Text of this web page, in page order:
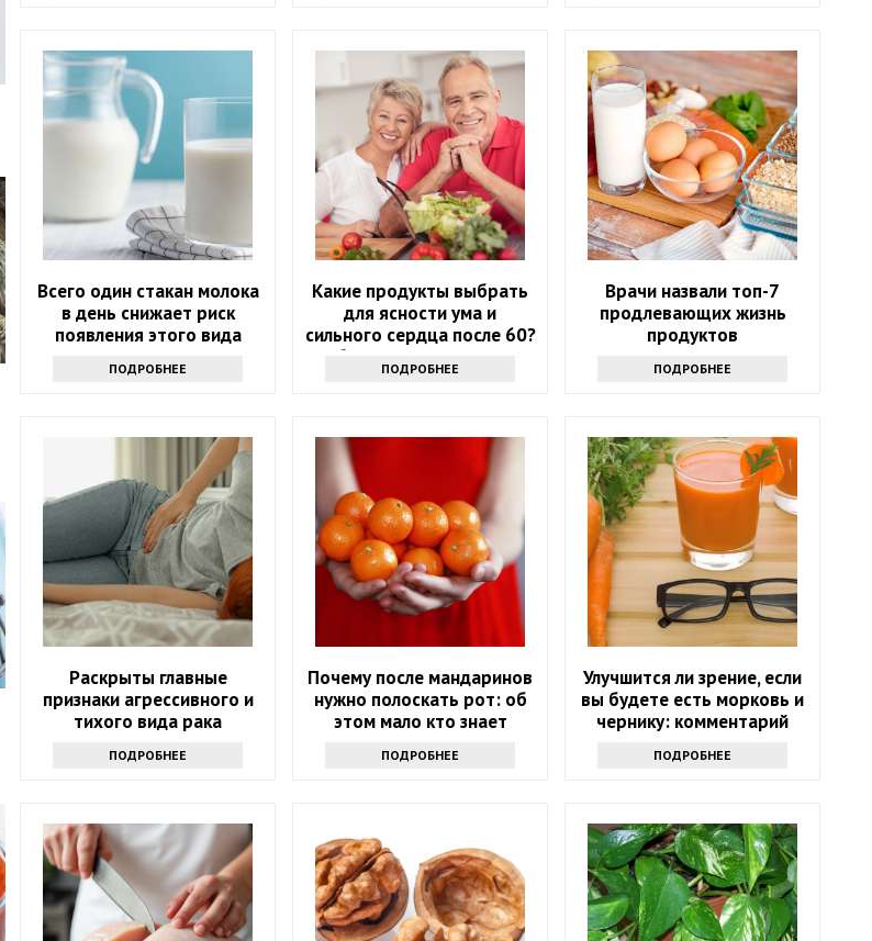
Всего один стакан молока
в день снижает риск
появления этого вида
только молоко
ПОДРОБНЕЕ
Какие продукты выбрать
для ясности ума и
сильного сердца после 60?
Обратите внимание на
этот список
ПОДРОБНЕЕ
Врачи назвали топ-7
продлевающих жизнь
продуктов
ПОДРОБНЕЕ
Раскрыты главные
признаки агрессивного и
тихого вида рака
ПОДРОБНЕЕ
Почему после мандаринов
нужно полоскать рот: об
этом мало кто знает
ПОДРОБНЕЕ
Улучшится ли зрение, если
вы будете есть морковь и
чернику: комментарий
ПОДРОБНЕЕ